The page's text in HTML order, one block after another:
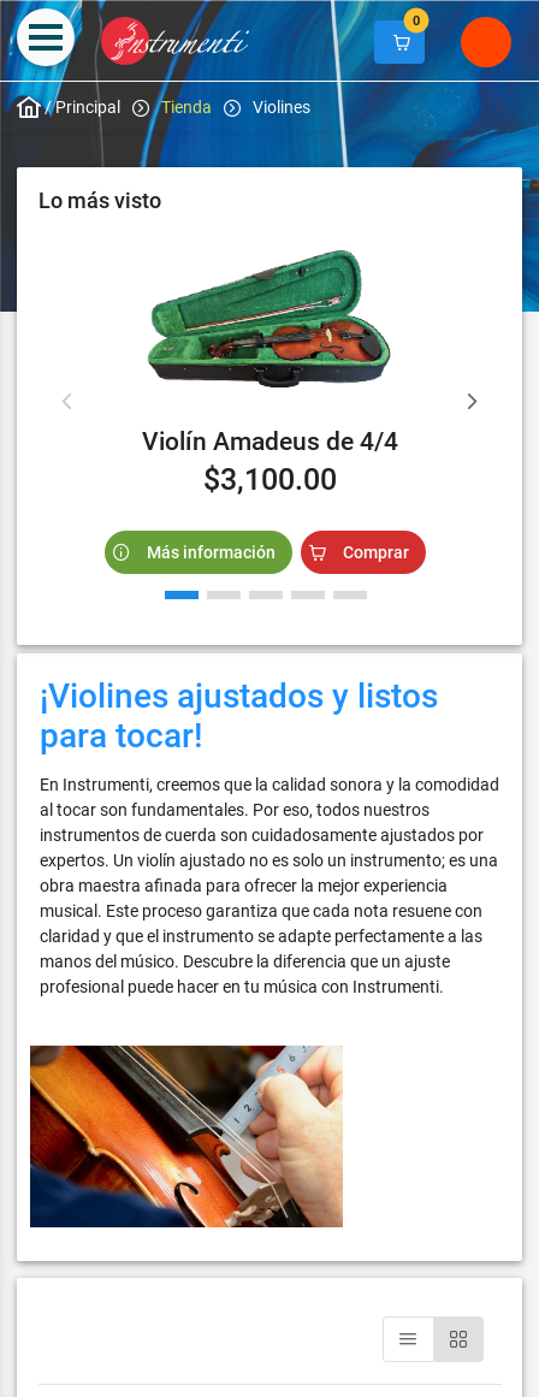
0
/Principal Tienda Violines
Lo más visto
Violín Amadeus de 4/4
$3,100.00
Más información Comprar
¡Violines ajustados y listos
para tocar!
En Instrumenti, creemos que la calidad sonora y la comodidad
al tocar son fundamentales. Por eso, todos nuestros
instrumentos de cuerda son cuidadosamente ajustados por
expertos. Un violín ajustado no es solo un instrumento; es una
obra maestra afinada para ofrecer la mejor experiencia
musical. Este proceso garantiza que cada nota resuene con
claridad y que el instrumento se adapte perfectamente a las
manos del músico. Descubre la diferencia que un ajuste
profesional puede hacer en tu música con Instrumenti.